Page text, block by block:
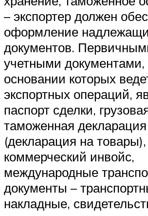
– экспортер должен
оформление
документов.
учетными документами,
основании которых
экспортных операций,
паспорт сделки,
таможенная декларация
(декларация на товары),
коммерческий инвойс,
международные
документы –
накладные,